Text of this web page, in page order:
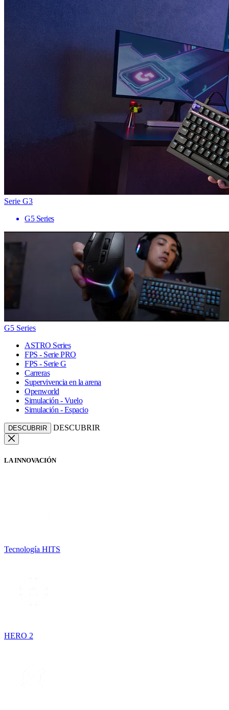
Serie G3
G5 Series
G5 Series
ASTRO Series
FPS - Serie PRO
FPS - Serie G
Carreras
Supervivencia en la arena
Openworld
Simulación - Vuelo
Simulación - Espacio
DESCUBRIR DESCUBRIR
LA INNOVACIÓN
Tecnología HITS
HERO 2